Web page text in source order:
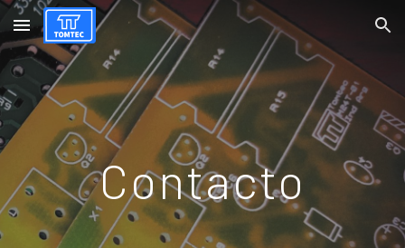
Skip to main content Skip to navigation
Contacto